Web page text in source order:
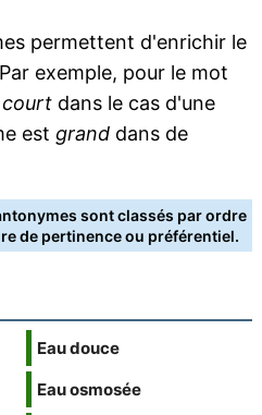
permettent d'enrichir le
exemple, pour le mot
courtdans le cas d'une
est granddans de
sont classés par ordre
de pertinence ou préférentiel.
Eau douce
Eau osmosée